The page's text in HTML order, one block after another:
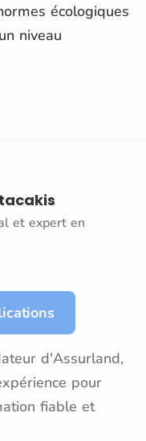
écologiques
niveau
et expert en
d'Assurland,
pour
fiable et